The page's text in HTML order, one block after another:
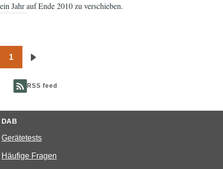
ein Jahr auf Ende 2010 zu verschieben.
Seitennummerierung
1
RSS feed
DAB
Gerätetests
Häufige Fragen